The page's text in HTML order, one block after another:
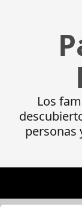
Los
personas